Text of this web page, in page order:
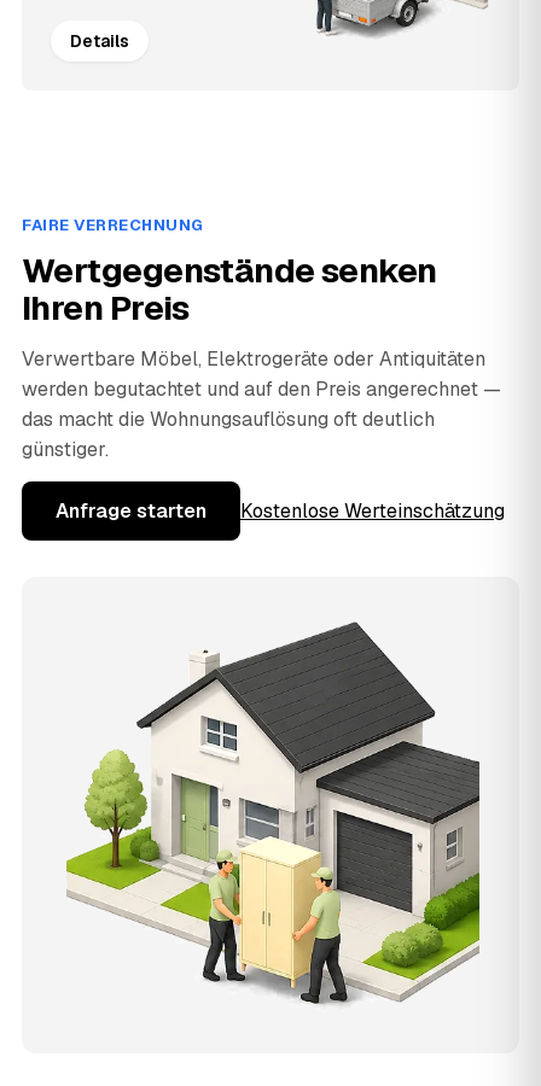
Details
FAIRE VERRECHNUNG
Wertgegenstände senken
Ihren Preis
Verwertbare Möbel, Elektrogeräte oder Antiquitäten
werden begutachtet und auf den Preis angerechnet —
das macht die Wohnungsauflösung oft deutlich
günstiger.
Anfrage starten Kostenlose Werteinschätzung